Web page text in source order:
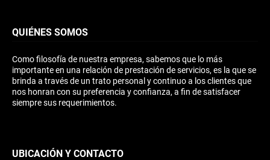
QUIÉNES SOMOS
Como filosofía de nuestra empresa, sabemos que lo más
importante en una relación de prestación de servicios, es la que se
brinda a través de un trato personal y continuo a los clientes que
nos honran con su preferencia y confianza, a fin de satisfacer
siempre sus requerimientos.
UBICACIÓN Y CONTACTO